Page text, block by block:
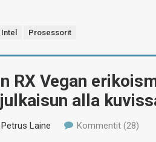
Intel Prosessorit
RX Vegan
alla
Petrus Laine Kommentit (28)